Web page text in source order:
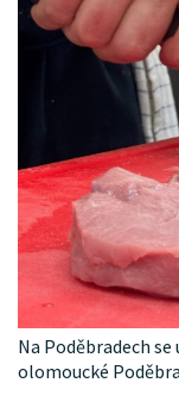
Na Poděbradech
olomoucké